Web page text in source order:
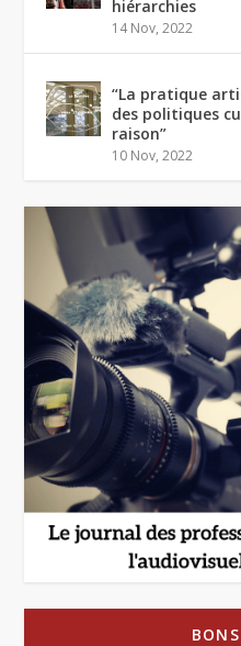
hiérarchies
14 Nov, 2022
“La pratique
des politiques
raison”
10 Nov, 2022